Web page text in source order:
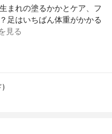
まれの塗るかかとケア、フ
足はいちばん体重がかかる
見る
)